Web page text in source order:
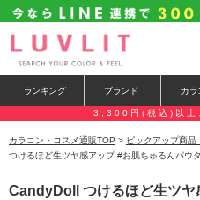
ランキング ブランド カラ
3,300円(税込)以上
カラコン・コスメ通販TOP > ピックアップ商品
つけるほど生ツヤ感アップ #お肌ちゅるんパウ
CandyDoll つけるほど生ツヤ